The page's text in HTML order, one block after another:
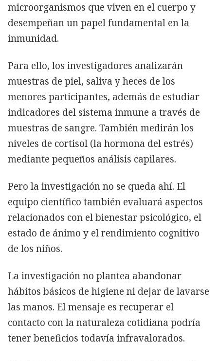
microorganismos que viven en el cuerpo y
desempeñan un papel fundamental en la
inmunidad.
Para ello, los investigadores analizarán
muestras de piel, saliva y heces de los
menores participantes, además de estudiar
indicadores del sistema inmune a través de
muestras de sangre. También medirán los
niveles de cortisol (la hormona del estrés)
mediante pequeños análisis capilares.
Pero la investigación no se queda ahí. El
equipo científico también evaluará aspectos
relacionados con el bienestar psicológico, el
estado de ánimo y el rendimiento cognitivo
de los niños.
La investigación no plantea abandonar
hábitos básicos de higiene ni dejar de lavarse
las manos. El mensaje es recuperar el
contacto con la naturaleza cotidiana podría
tener beneficios todavía infravalorados.